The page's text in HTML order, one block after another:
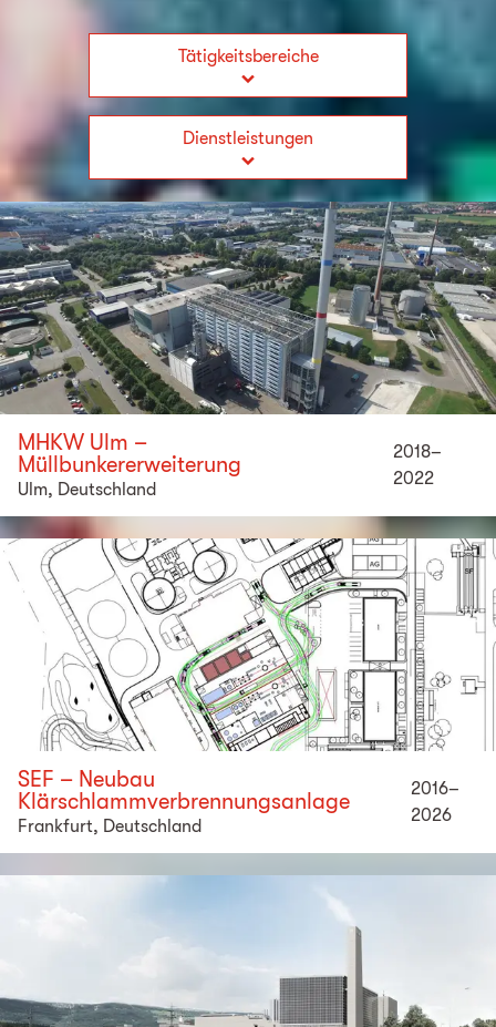
Tätigkeitsbereiche
Dienstleistungen
MHKW Ulm –
Müllbunkererweiterung
Ulm, Deutschland
2018–
2022
SEF – Neubau
Klärschlammverbrennungsanlage
Frankfurt, Deutschland
2016–
2026